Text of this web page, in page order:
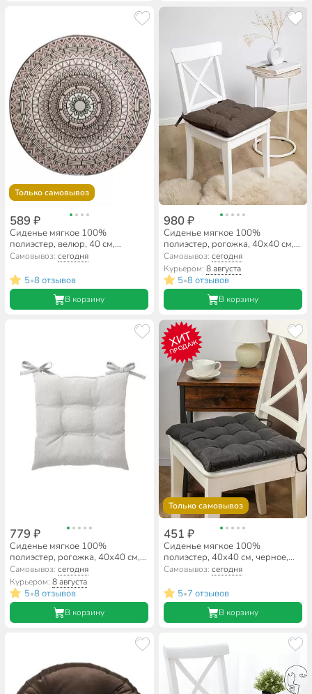
Только самовывоз
589 ₽
Сиденье мягкое 100%
полиэстер, велюр, 40 см,
бежевое, круглое, Орнамент,
Самовывоз:сегодня
5•8 отзывов
В корзину
980 ₽
Сиденье мягкое 100%
полиэстер, рогожка, 40х40 см,
шоколад, Волшебная ночь,
Шоколад Вид 1, 922074
Самовывоз: сегодня
Курьером: 8 августа
5•8 отзывов
В корзину
779 ₽
Сиденье мягкое 100%
полиэстер, рогожка, 40х40 см,
экрю, Волшебная ночь, Экрю,
922071
Самовывоз:сегодня
Курьером:8 августа
5•8 отзывов
В корзину
ХИТ
ПРОДАЖ
Только самовывоз
451 ₽
Сиденье мягкое 100%
полиэстер, 40х40 см, черное,
A140083
Самовывоз: сегодня
5•7 отзывов
В корзину